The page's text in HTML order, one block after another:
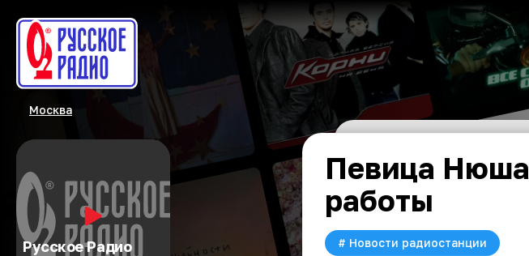
Москва
Русское Радио
Певица Нюша
работы
# Новости радиостанции